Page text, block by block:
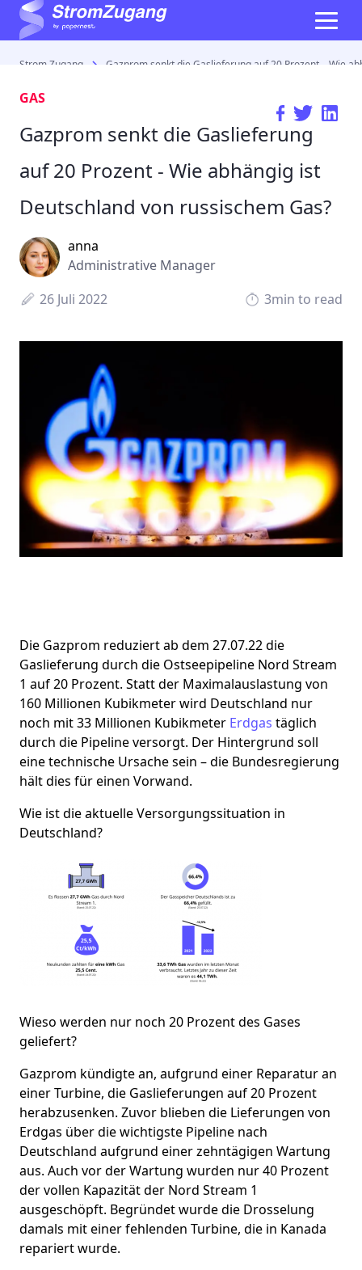
Strom Zugang Gazprom senkt die Gaslieferung auf 20 Prozent – Wie
GAS
Gazprom senkt die Gaslieferung
auf 20 Prozent - Wie abhängig ist
Deutschland von russischem Gas?
anna
Administrative Manager
26 Juli 2022
3min to read
Die Gazprom reduziert ab dem 27.07.22 die
Gaslieferung durch die Ostseepipeline Nord Stream
1 auf 20 Prozent. Statt der Maximalauslastung von
160 Millionen Kubikmeter wird Deutschland nur
noch mit 33 Millionen Kubikmeter Erdgas täglich
durch die Pipeline versorgt. Der Hintergrund soll
eine technische Ursache sein – die Bundesregierung
hält dies für einen Vorwand.
Wie ist die aktuelle Versorgungssituation in
Deutschland?
Wieso werden nur noch 20 Prozent des Gases
geliefert?
Gazprom kündigte an, aufgrund einer Reparatur an
einer Turbine, die Gaslieferungen auf 20 Prozent
herabzusenken. Zuvor blieben die Lieferungen von
Erdgas über die wichtigste Pipeline nach
Deutschland aufgrund einer zehntägigen Wartung
aus. Auch vor der Wartung wurden nur 40 Prozent
der vollen Kapazität der Nord Stream 1
ausgeschöpft. Begründet wurde die Drosselung
damals mit einer fehlenden Turbine, die in Kanada
repariert wurde.